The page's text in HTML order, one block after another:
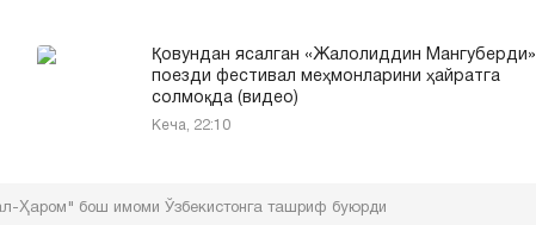
Қовундан ясалган «Жалолиддин Мангуберди»
поезди фестивал меҳмонларини ҳайратга
солмоқда (видео)
Кеча, 22:10
Ҳаром" бош имоми Ўзбекистонга ташриф буюрди